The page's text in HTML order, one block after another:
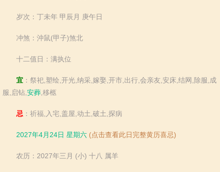
岁次：丁未年 甲辰月 庚午日
冲煞：沖鼠(甲子)煞北
十二值日：满执位
宜 ：祭祀,塑绘,开光,纳采,嫁娶,开市,出行,会亲友,安床,结网,除服,成
服,启钻, 安葬 ,移柩
忌 ：祈福,入宅,盖屋,动土,破土,探病
2027年4月24日 星期六 (点击查看此日完整黄历喜忌)
农历：2027年三月 (小) 十八 属羊